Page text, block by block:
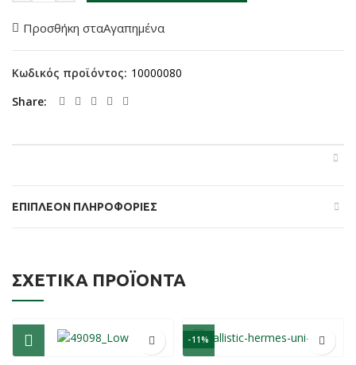
Προσθήκη σταΑγαπημένα
Κωδικός προϊόντος: 10000080
Share
ΕΠΙΠΛΈΟΝ ΠΛΗΡΟΦΟΡΊΕΣ
ΣΧΕΤΙΚΆ ΠΡΟΪΌΝΤΑ
-11%